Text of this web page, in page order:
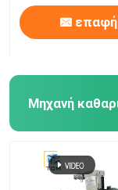
επαφή
Μηχανή